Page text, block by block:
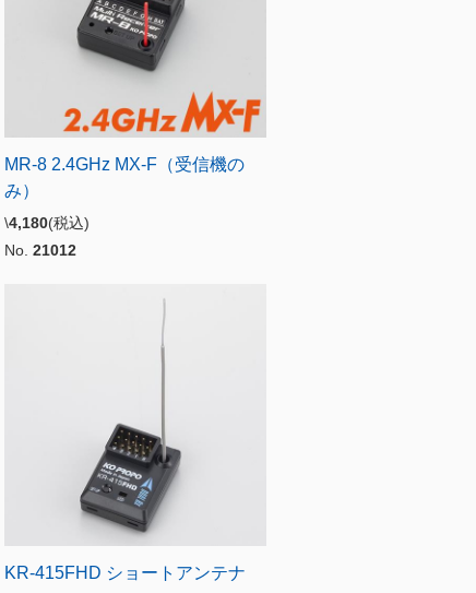
MR-8 2.4GHz MX-F（受信機の
み）
\4,180(税込)
No. 21012
KR-415FHD ショートアンテナ